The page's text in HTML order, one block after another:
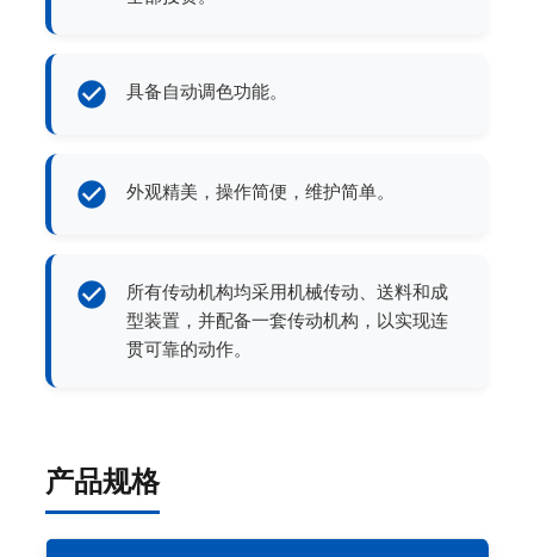
具备自动调色功能。
外观精美，操作简便，维护简单。
所有传动机构均采用机械传动、送料和成
型装置，并配备一套传动机构，以实现连
贯可靠的动作。
产品规格